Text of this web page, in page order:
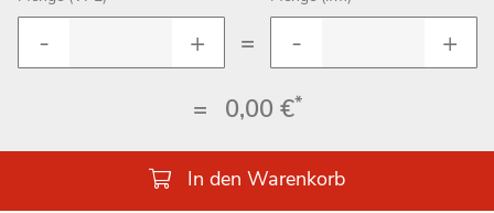
=
= 0,00 €*
In den Warenkorb